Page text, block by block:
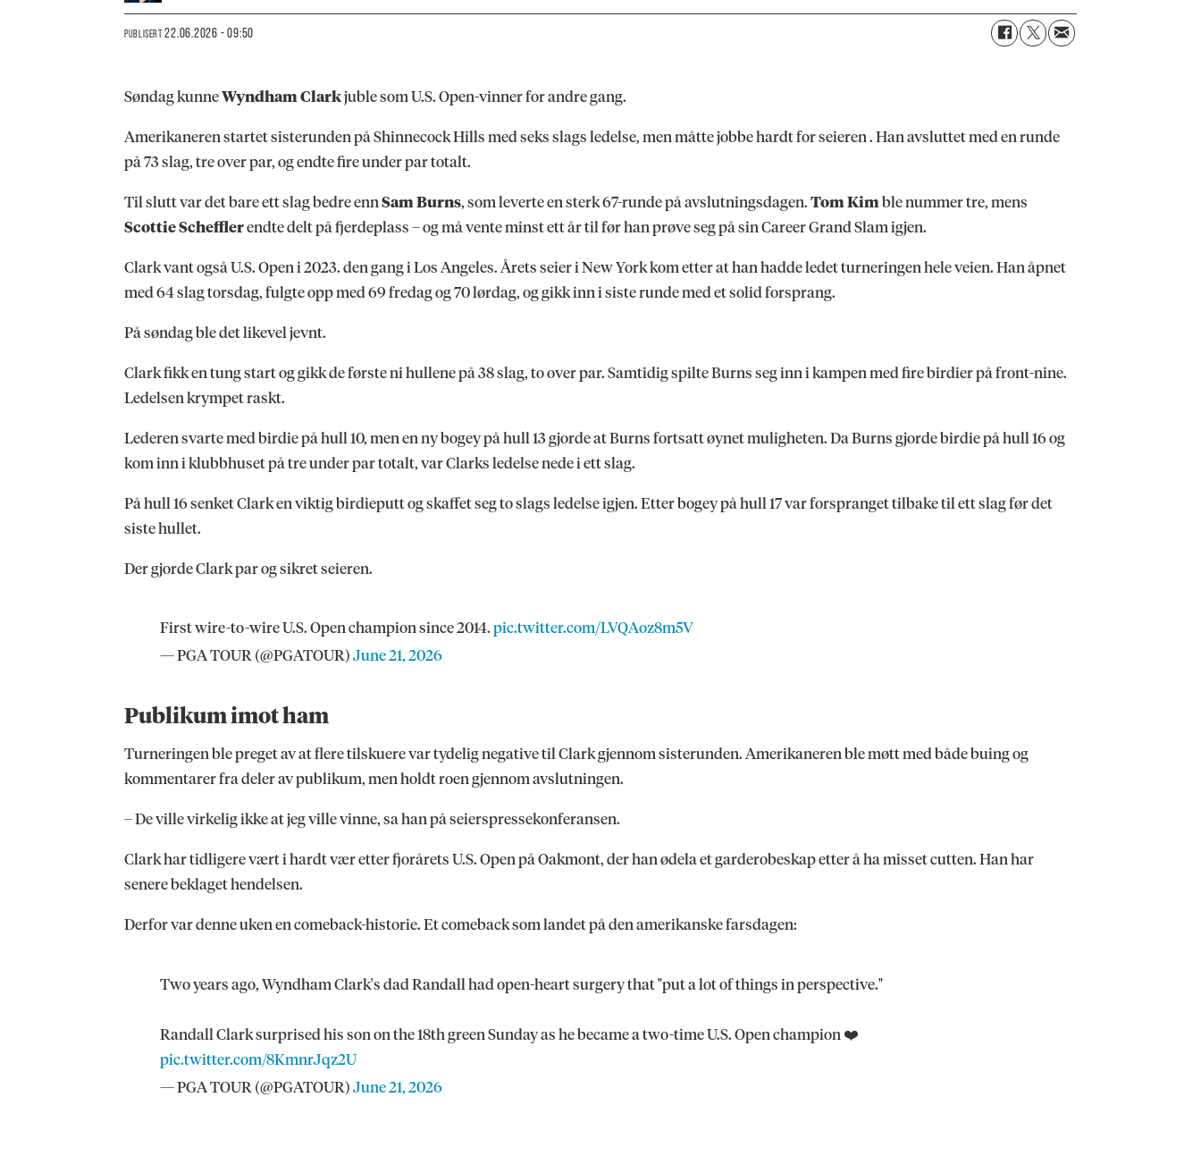
PUBLISERT 22.06.2026 - 09:50
Søndag kunneWyndham Clarkjuble som U.S. Open-vinner for andre gang.
Amerikaneren startet sisterunden på Shinnecock Hills med seks slags ledelse, men måtte jobbe hardt for seieren . Han avsluttet med en runde
på 73 slag, tre over par, og endte fire under par totalt.
Til slutt var det bare ett slag bedre ennSam Burns, som leverte en sterk 67-runde på avslutningsdagen.Tom Kim ble nummer tre, mens
Scottie Schefflerendte delt på fjerdeplass – og må vente minst ett år til før han prøve seg på sin Career Grand Slam igjen.
Clark vant også U.S. Open i 2023. den gang i Los Angeles. Årets seier i New York kom etter at han hadde ledet turneringen hele veien. Han åpnet
med 64 slag torsdag, fulgte opp med 69 fredag og 70 lørdag, og gikk inn i siste runde med et solid forsprang.
På søndag ble det likevel jevnt.
Clark fikk en tung start og gikk de første ni hullene på 38 slag, to over par. Samtidig spilte Burns seg inn i kampen med fire birdier på front-nine.
Ledelsen krympet raskt.
Lederen svarte med birdie på hull 10, men en ny bogey på hull 13 gjorde at Burns fortsatt øynet muligheten. Da Burns gjorde birdie på hull 16 og
kom inn i klubbhuset på tre under par totalt, var Clarks ledelse nede i ett slag.
På hull 16 senket Clark en viktig birdieputt og skaffet seg to slags ledelse igjen. Etter bogey på hull 17 var forspranget tilbake til ett slag før det
siste hullet.
Der gjorde Clark par og sikret seieren.
First wire-to-wire U.S. Open champion since 2014.pic.twitter.com/LVQAoz8m5V
— PGA TOUR (@PGATOUR)June 21, 2026
Publikum imot ham
Turneringen ble preget av at flere tilskuere var tydelig negative til Clark gjennom sisterunden. Amerikaneren ble møtt med både buing og
kommentarer fra deler av publikum, men holdt roen gjennom avslutningen.
– De ville virkelig ikke at jeg ville vinne, sa han på seierspressekonferansen.
Clark har tidligere vært i hardt vær etter fjorårets U.S. Open på Oakmont, der han ødela et garderobeskap etter å ha misset cutten. Han har
senere beklaget hendelsen.
Derfor var denne uken en comeback-historie. Et comeback som landet på den amerikanske farsdagen:
Two years ago, Wyndham Clark's dad Randall had open-heart surgery that "put a lot of things in perspective."
Randall Clark surprised his son on the 18th green Sunday as he became a two-time U.S. Open champion ❤️
pic.twitter.com/8KmnrJqz2U
— PGA TOUR (@PGATOUR)June 21, 2026